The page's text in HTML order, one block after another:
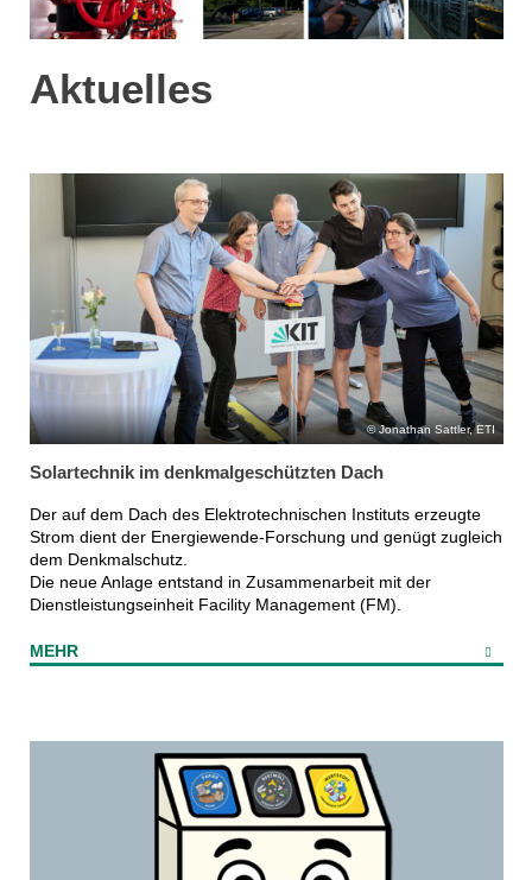
Aktuelles
Jonathan Sattler, ETI
Solartechnik im denkmalgeschützten Dach
Der auf dem Dach des Elektrotechnischen Instituts erzeugte
Strom dient der Energiewende-Forschung und genügt zugleich
dem Denkmalschutz.
Die neue Anlage entstand in Zusammenarbeit mit der
Dienstleistungseinheit Facility Management (FM).
MEHR